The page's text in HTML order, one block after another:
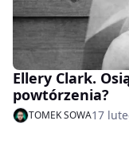
Ellery Clark.
powtórzenia?
TOMEK SOWA17